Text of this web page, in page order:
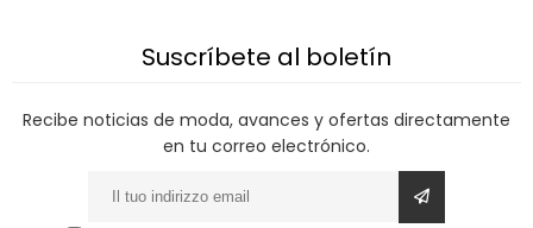
Suscríbete al boletín
Recibe noticias de moda, avances y ofertas directamente
en tu correo electrónico.